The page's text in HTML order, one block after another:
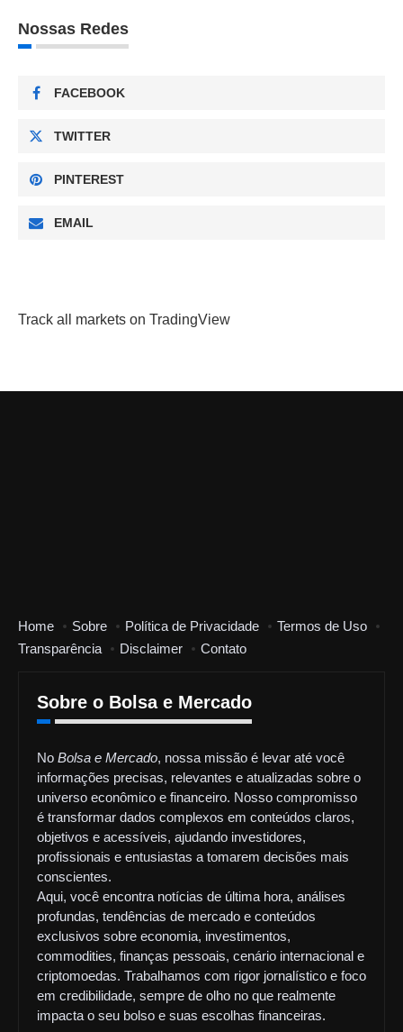
Nossas Redes
FACEBOOK
TWITTER
PINTEREST
EMAIL
Track all markets on TradingView
Home Sobre Política de Privacidade
Termos de Uso
Transparência
Disclaimer Contato
Sobre o Bolsa e Mercado
No Bolsa e Mercado, nossa missão é levar até você
informações precisas, relevantes e atualizadas sobre o
universo econômico e financeiro. Nosso compromisso
é transformar dados complexos em conteúdos claros,
objetivos e acessíveis, ajudando investidores,
profissionais e entusiastas a tomarem decisões mais
conscientes.
Aqui, você encontra notícias de última hora, análises
profundas, tendências de mercado e conteúdos
exclusivos sobre economia, investimentos,
commodities, finanças pessoais, cenário internacional e
criptomoedas. Trabalhamos com rigor jornalístico e foco
em credibilidade, sempre de olho no que realmente
impacta o seu bolso e suas escolhas financeiras.